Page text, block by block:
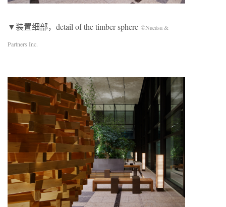
▼装置细部，detail of the timber sphere ©Nacása &
Partners Inc.